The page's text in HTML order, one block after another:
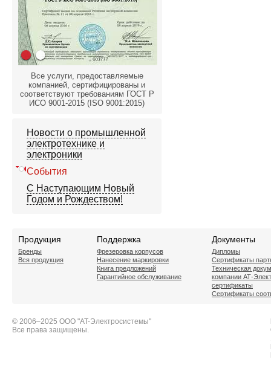
Все услуги, предоставляемые
компанией, сертифицированы и
соответствуют требованиям ГОСТ Р
ИСО 9001-2015 (ISO 9001:2015)
Новости о промышленной
электротехнике и
электроники
События
C Наступающим Новый
Годом и Рождеством!
Продукция
Бренды
Вся продукция
Поддержка
Фрезеровка корпусов
Нанесение маркировки
Книга предложений
Гарантийное обслуживание
Документы
Дипломы
Сертификаты
Техническая
компании АТ-
сертификаты
Сертификаты
© 2006–2025 ООО "AT-Электросистемы"
Все права защищены.